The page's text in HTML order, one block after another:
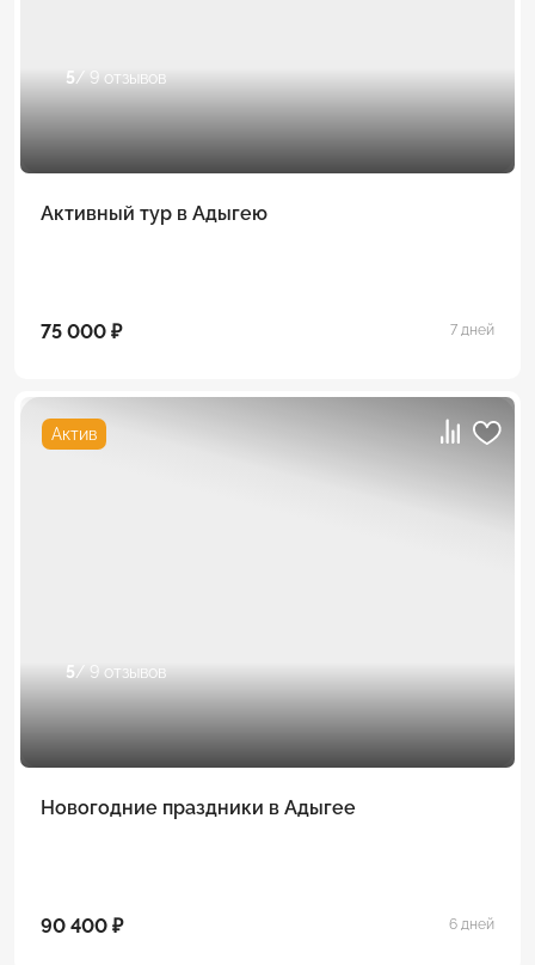
5/ 9 отзывов
Активный тур в Адыгею
75 000 ₽ 7 дней
Актив
5/ 9 отзывов
Новогодние праздники в Адыгее
90 400 ₽ 6 дней